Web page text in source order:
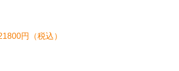
円（税込）